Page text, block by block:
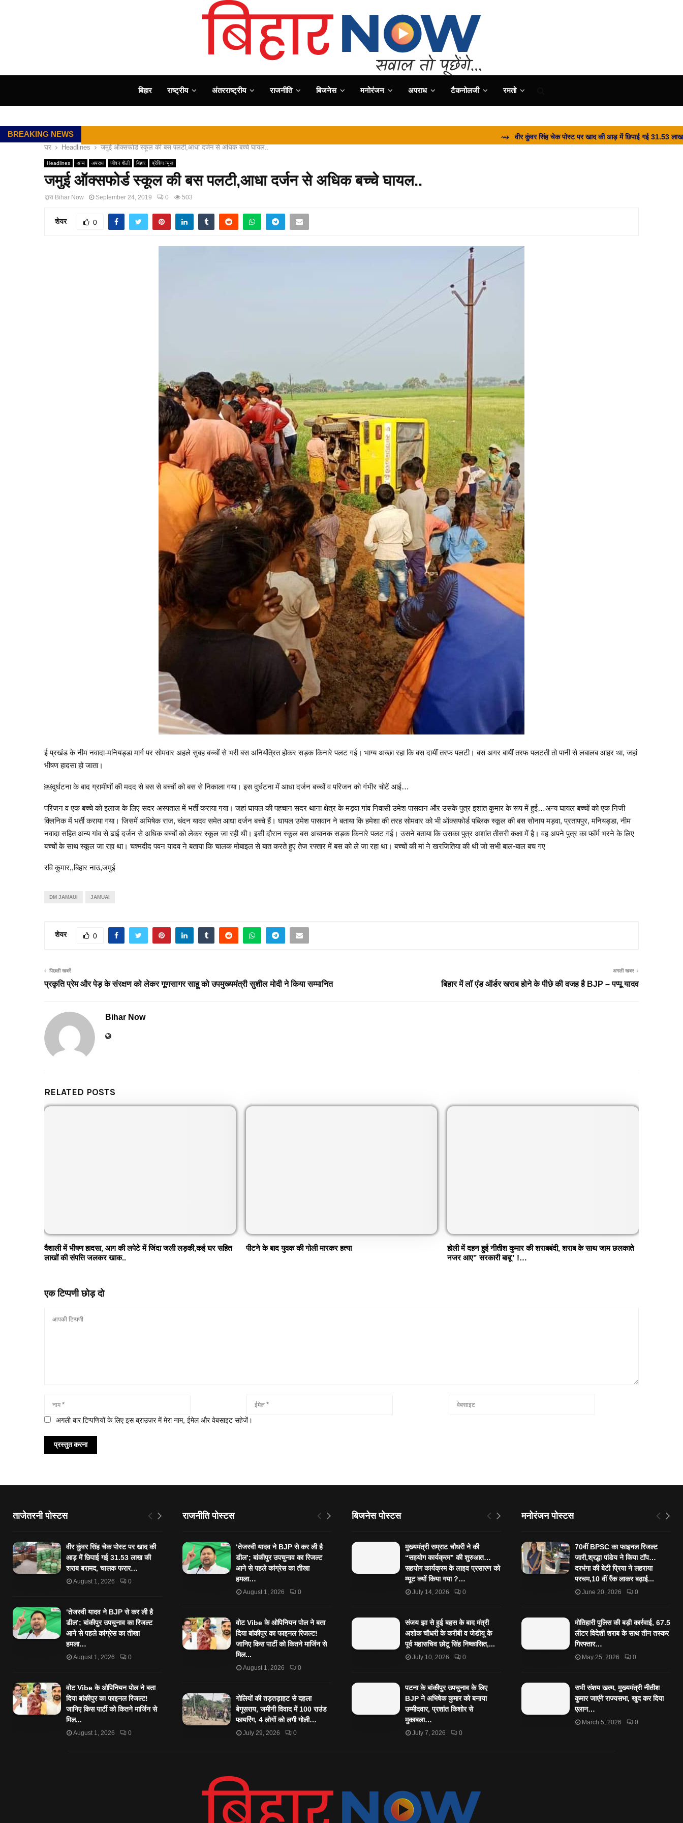
बिहार राष्ट्रीय अंतरराष्ट्रीय राजनीति बिजनेस मनोरंजन अपराध टैकनोलजी रमतो
BREAKING NEWS ⇝ वीर कुंवर सिंह चेक पोस्ट पर खाद की आड़ में छिपाई गई 31.53 लाख की शराब
घर Headlines जमुई ऑक्सफोर्ड स्कूल की बस पलटी,आधा दर्जन से अधिक बच्चे घायल..
Headlines अन्य अपराध जीवन शैली बिहार ब्रेकिंग न्यूज़
जमुई ऑक्सफोर्ड स्कूल की बस पलटी,आधा दर्जन से अधिक बच्चे घायल..
द्वारा Bihar Now September 24, 2019 0 503
शेयर 0
ई प्रखंड के नीम नवादा-मनियड्डा मार्ग पर सोमवार अहले सुबह बच्चों से भरी बस अनियंत्रित होकर सड़क किनारे पलट गई। भाग्य अच्छा रहा कि बस दायीं तरफ पलटी। बस अगर बायीं तरफ पलटती तो पानी से लबालब आहर था, जहां
भीषण हादसा हो जाता।
￼दुर्घटना के बाद ग्रामीणों की मदद से बस से बच्चों को बस से निकाला गया। इस दुर्घटना में आधा दर्जन बच्चों व परिजन को गंभीर चोटें आई…
परिजन व एक बच्चे को इलाज के लिए सदर अस्पताल में भर्ती कराया गया। जहां घायल की पहचान सदर थाना क्षेत्र के मड़वा गांव निवासी उमेश पासवान और उसके पुत्र इशांत कुमार के रूप में हुई…अन्य घायल बच्चों को एक निजी
क्लिनिक में भर्ती कराया गया। जिसमें अभिषेक राज, चंदन यादव समेत आधा दर्जन बच्चे हैं। घायल उमेश पासवान ने बताया कि हमेशा की तरह सोमवार को भी ऑक्सफोर्ड पब्लिक स्कूल की बस सोनाय मड़वा, प्रतापपुर, मनियड्डा, नीम
नवादा सहित अन्य गांव से ढाई दर्जन से अधिक बच्चों को लेकर स्कूल जा रही थी। इसी दौरान स्कूल बस अचानक सड़क किनारे पलट गई। उसने बताया कि उसका पुत्र अशांत तीसरी कक्षा में है। वह अपने पुत्र का फॉर्म भरने के लिए
बच्चों के साथ स्कूल जा रहा था। चश्मदीद पवन यादव ने बताया कि चालक मोबाइल से बात करते हुए तेज रफ्तार में बस को ले जा रहा था। बच्चों की मां ने खरजितिया की थी जो सभी बाल-बाल बच गए
रवि कुमार,,बिहार नाउ,जमुई
DM JAMAUI JAMUAI
शेयर 0
पिछली खबरें
प्रकृति प्रेम और पेड़ के संरक्षण को लेकर गूणसागर साहू को उपमुख्यमंत्री सुशील मोदी ने किया सम्मानित
अगली खबर
बिहार में लॉ एंड ऑर्डर खराब होने के पीछे की वजह है BJP – पप्पू यादव
Bihar Now
RELATED POSTS
वैशाली में भीषण हादसा, आग की लपेटे में जिंदा जली लड़की,कई घर सहित
लाखों की संपत्ति जलकर खाक..
पीटने के बाद युवक की गोली मारकर हत्या
होली में दहन हुई नीतीश कुमार की शराबबंदी, शराब के साथ जाम छलकाते
नजर आए” सरकारी बाबू” !…
एक टिप्पणी छोड़ दो
अगली बार टिप्पणियों के लिए इस ब्राउज़र में मेरा नाम, ईमेल और वेबसाइट सहेजें।
ताजेतरनी पोस्टस
वीर कुंवर सिंह चेक पोस्ट पर खाद की
आड़ में छिपाई गई 31.53 लाख की
शराब बरामद, चालक फरार…
August 1, 2026 0
‘तेजस्‍वी यादव ने BJP से कर ली है
डील’; बांकीपुर उपचुनाव का रिजल्‍ट
आने से पहले कांग्रेस का तीखा
हमला…
August 1, 2026 0
वोट Vibe के ओपिनियन पोल ने बता
दिया बांकीपुर का फाइनल रिजल्ट!
जानिए किस पार्टी को कितने मार्जिन से
मिल...
August 1, 2026 0
राजनीति पोस्टस
‘तेजस्‍वी यादव ने BJP से कर ली है
डील’; बांकीपुर उपचुनाव का रिजल्‍ट
आने से पहले कांग्रेस का तीखा
हमला…
August 1, 2026 0
वोट Vibe के ओपिनियन पोल ने बता
दिया बांकीपुर का फाइनल रिजल्ट!
जानिए किस पार्टी को कितने मार्जिन से
मिल...
August 1, 2026 0
गोलियों की तड़तड़ाहट से दहला
बेगूसराय, जमीनी विवाद में 100 राउंड
फायरिंग, 4 लोगों को लगी गोली…
July 29, 2026 0
बिजनेस पोस्टस
मुख्यमंत्री सम्राट चौधरी ने की
“सहयोग कार्यक्रम” की शुरुआत…
सहयोग कार्यक्रम के लाइव प्रसारण को
म्यूट क्यों किया गया ?…
July 14, 2026 0
संजय झा से हुई बहस के बाद मंत्री
अशोक चौधरी के करीबी व जेडीयू के
पूर्व महासचिव छोटू सिंह निष्कासित,...
July 10, 2026 0
पटना के बांकीपुर उपचुनाव के लिए
BJP ने अभिषेक कुमार को बनाया
उम्मीदवार, प्रशांत किशोर से
मुकाबला…
July 7, 2026 0
मनोरंजन पोस्टस
70वीं BPSC का फाइनल रिजल्ट
जारी,श्रद्धा पांडेय ने किया टॉप…
दरभंगा की बेटी प्रिया ने लहराया
परचम,10 वीं रैंक लाकर बढ़ाई...
June 20, 2026 0
मोतिहारी पुलिस की बड़ी कार्रवाई, 67.5
लीटर विदेशी शराब के साथ तीन तस्कर
गिरफ्तार…
May 25, 2026 0
सभी संशय खत्म, मुख्यमंत्री नीतीश
कुमार जाएंगे राज्यसभा, खुद कर दिया
एलान…
March 5, 2026 0